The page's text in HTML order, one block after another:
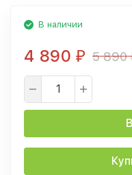
В наличии
4 890 ₽ 5 890